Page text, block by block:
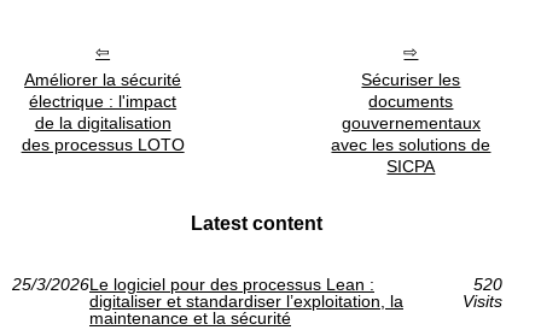
Améliorer la sécurité
électrique : l'impact
de la digitalisation
des processus LOTO
Sécuriser les
documents
gouvernementaux
avec les solutions de
SICPA
Latest content
25/3/2026Le logiciel pour des processus Lean :
digitaliser et standardiser l’exploitation, la
maintenance et la sécurité
520
Visits